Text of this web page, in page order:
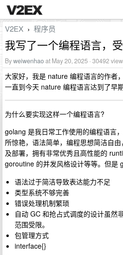
V2EX › 程序员
我写了一个编程语言，
Byweiwenhaoat May 20, 2025 · 30492
大家好，我是 nature 编程语言的作者
一直到今天 nature 编程语言达到了早
为什么要实现这样一个编程语言?
golang 是我日常工作使用的编程语言
所惊艳，语法简单，编程思想简洁自
及部署，拥有非常优秀且高性能的
goroutine 的并发风格设计等等。但是
语法过于简洁导致表达能力不足
类型系统不够完善
错误处理机制繁琐
自动 GC 和抢占式调度的设计虽然
范围受限。
包管理方式
interface{}